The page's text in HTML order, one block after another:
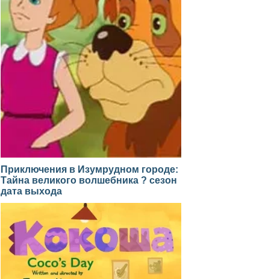
Приключения в Изумрудном городе:
Тайна великого волшебника ? сезон
дата выхода